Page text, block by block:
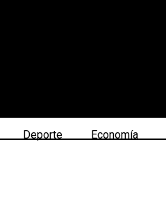
Deporte Economía